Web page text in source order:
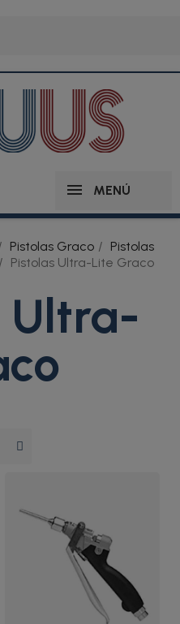
MENÚ
Pistolas Graco
Pistolas
Pistolas Ultra-Lite Graco
Ultra-